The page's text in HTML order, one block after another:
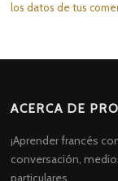
los datos de tus
ACERCA DE
¡Aprender francés
conversación,
particulares.